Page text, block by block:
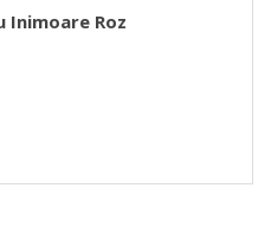
Inimoare Roz